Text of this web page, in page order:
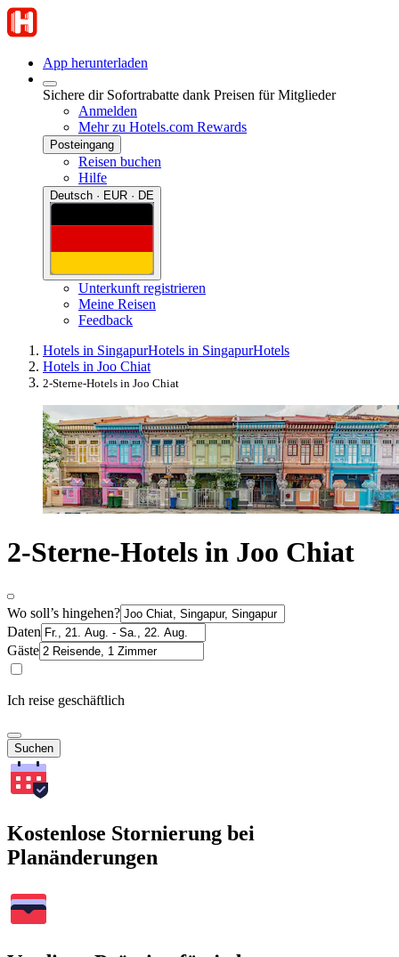
App herunterladen
Sichere dir Sofortrabatte dank Preisen für Mitglieder
Anmelden
Mehr zu Hotels.com Rewards
Posteingang
Reisen buchen
Hilfe
Deutsch · EUR · DE
Unterkunft registrieren
Meine Reisen
Feedback
Hotels in SingapurHotels in SingapurHotels
Hotels in Joo Chiat
2-Sterne-Hotels in Joo Chiat
2-Sterne-Hotels in Joo Chiat
Wo soll’s hingehen?
Daten
Gäste
Ich reise geschäftlich
Suchen
Kostenlose Stornierung bei
Planänderungen